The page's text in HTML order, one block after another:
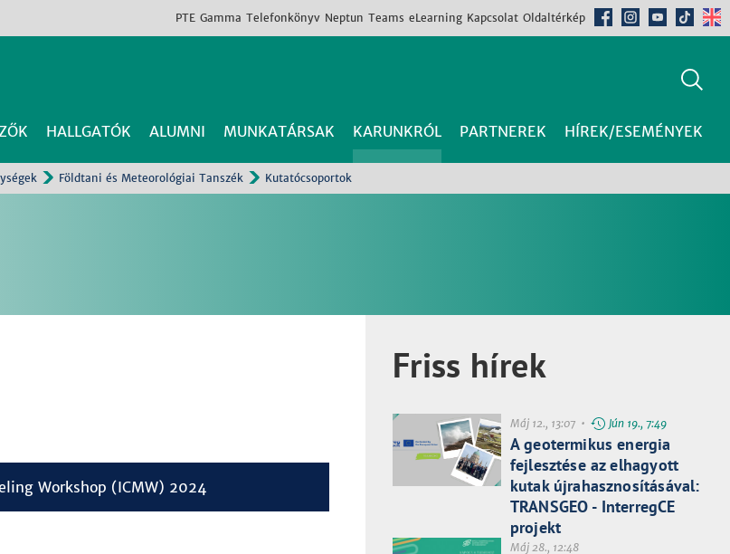
PTE Gamma Telefonkönyv Neptun Teams eLearning Kapcsolat Oldaltérkép
HALLGATÓK ALUMNI MUNKATÁRSAK KARUNKRÓL PARTNEREK HÍREK/ESEMÉNYEK
Földtani és Meteorológiai Tanszék Kutatócsoportok
Workshop (ICMW) 2024
Friss hírek
Máj 12., 13:07 • Jún 19., 7:49
A geotermikus energia
fejlesztése az elhagyott
kutak újrahasznosításával:
TRANSGEO - InterregCE
projekt
Máj 28., 12:48